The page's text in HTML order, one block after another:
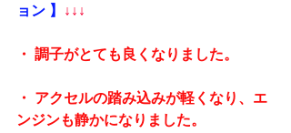
ョン 】
↓↓↓
・ 調子がとても良くなりました。
・ アクセルの踏み込みが軽くなり、エ
ンジンも静かになりました。